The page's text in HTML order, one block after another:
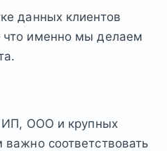
данных клиентов
именно мы делаем
ИП, ООО и крупных
соответствовать